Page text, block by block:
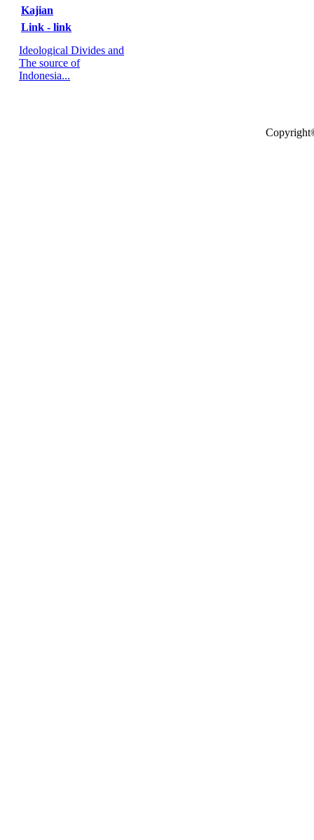
Kajian
Link - link
Ideological Divides and
The source of
Indonesia...